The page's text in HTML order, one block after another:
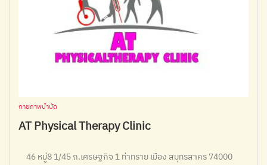
กายภาพบำบัด
AT Physical Therapy Clinic
46 หมู่8 1/45 ถ.เศรษฐกิจ 1 ท่าทราย เมือง สมุทรสาคร 74000